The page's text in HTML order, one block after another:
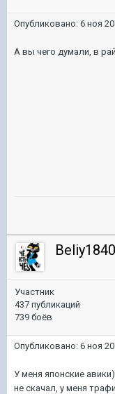
Опубликовано: 6 ноя
А вы чего думали, в
Beliy1840
Участник
437 публикаций
739 боёв
Опубликовано: 6 ноя
У меня японские
не скачал, у меня